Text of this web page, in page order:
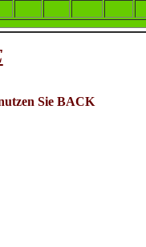
Sie BACK